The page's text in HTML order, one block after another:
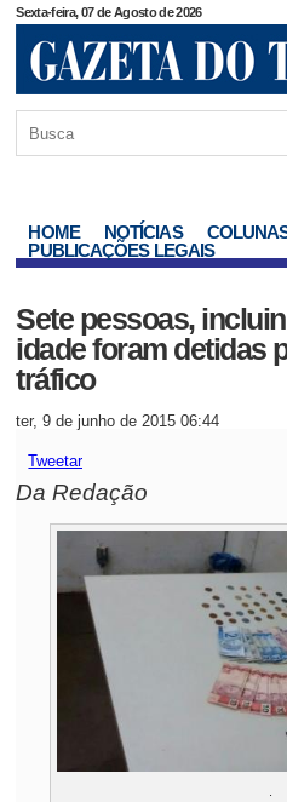
Sexta-feira, 07 de Agosto de 2026
HOME NOTÍCIAS
PUBLICAÇÕES LEGAIS
Sete pessoas,
idade foram detidas
tráfico
ter, 9 de junho de 2015 06:44
Tweetar
Da Redação